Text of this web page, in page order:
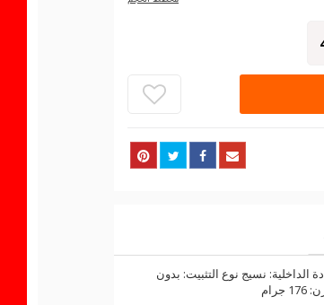
الداخلية: نسيج نوع التثبيت: بدون